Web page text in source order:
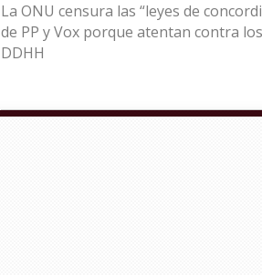
La ONU censura las “leyes de
de PP y Vox porque atentan contra los
DDHH